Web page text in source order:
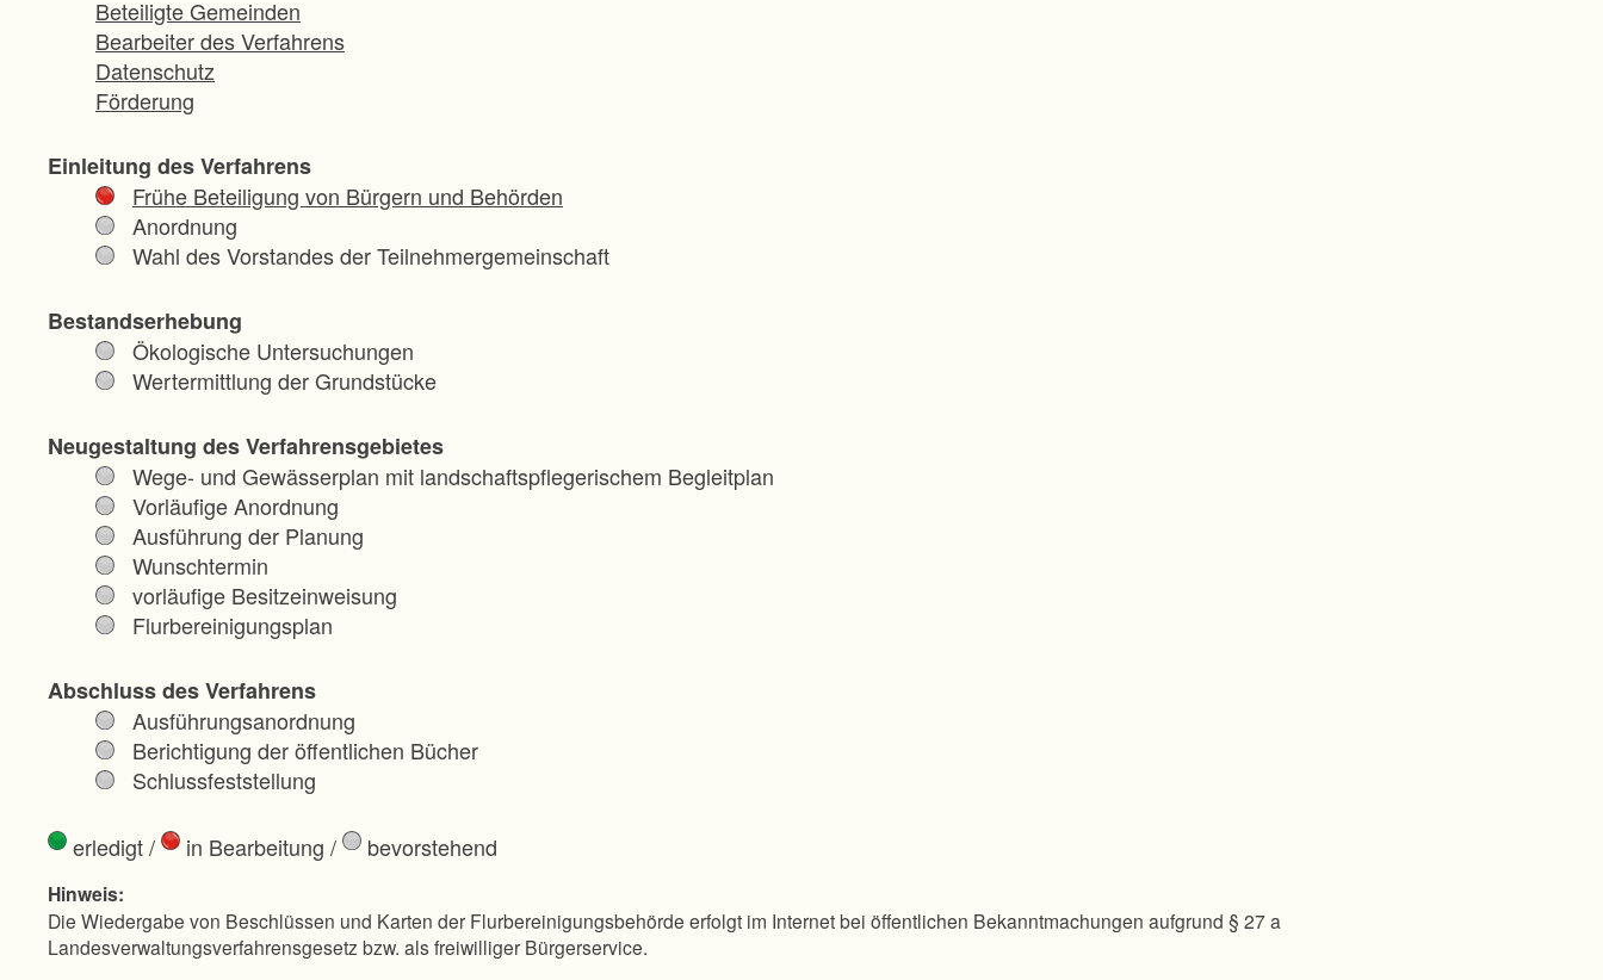
Beteiligte Gemeinden
Bearbeiter des Verfahrens
Datenschutz
Förderung
Einleitung des Verfahrens
Frühe Beteiligung von Bürgern und Behörden
Anordnung
Wahl des Vorstandes der Teilnehmergemeinschaft
Bestandserhebung
Ökologische Untersuchungen
Wertermittlung der Grundstücke
Neugestaltung des Verfahrensgebietes
Wege- und Gewässerplan mit landschaftspflegerischem Begleitplan
Vorläufige Anordnung
Ausführung der Planung
Wunschtermin
vorläufige Besitzeinweisung
Flurbereinigungsplan
Abschluss des Verfahrens
Ausführungsanordnung
Berichtigung der öffentlichen Bücher
Schlussfeststellung
erledigt/ in Bearbeitung / bevorstehend
Hinweis:
Die Wiedergabe von Beschlüssen und Karten der Flurbereinigungsbehörde erfolgt im Internet bei öffentlichen Bekanntmachungen aufgrund § 27 a
Landesverwaltungsverfahrensgesetz bzw. als freiwilliger Bürgerservice.